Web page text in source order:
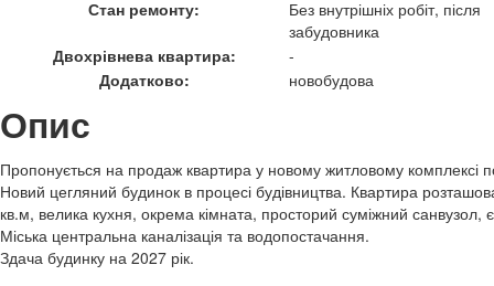
Стан ремонту:
Без внутрішніх робіт, після
забудовника
Двохрівнева квартира:
-
Додатково:
новобудова
Опис
Пропонується на продаж квартира у новому житловому комплексі
Новий цегляний будинок в процесі будівництва. Квартира
кв.м, велика кухня, окрема кімната, просторий суміжний санвузол,
Міська центральна каналізація та водопостачання.
Здача будинку на 2027 рік.